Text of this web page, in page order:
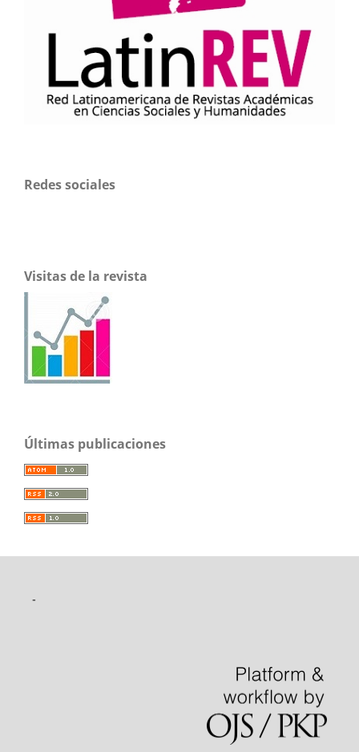
Redes sociales
Visitas de la revista
Últimas publicaciones
-